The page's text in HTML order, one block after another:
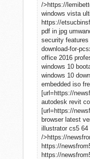
/>https://
windows vista
https://
pdf in jpg
security features
download-for-
office 2016
windows 10
windows 10
embedded iso
[url=https://
autodesk revit
[url=https://
browser latest
illustrator cs5 64
/>https://
https://
https://